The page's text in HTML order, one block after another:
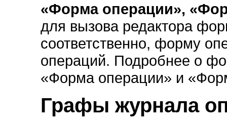
«Форма операции»,
для вызова редактора
соответственно, форму
операций. Подробнее о
«Форма операции» и
Графы журнала